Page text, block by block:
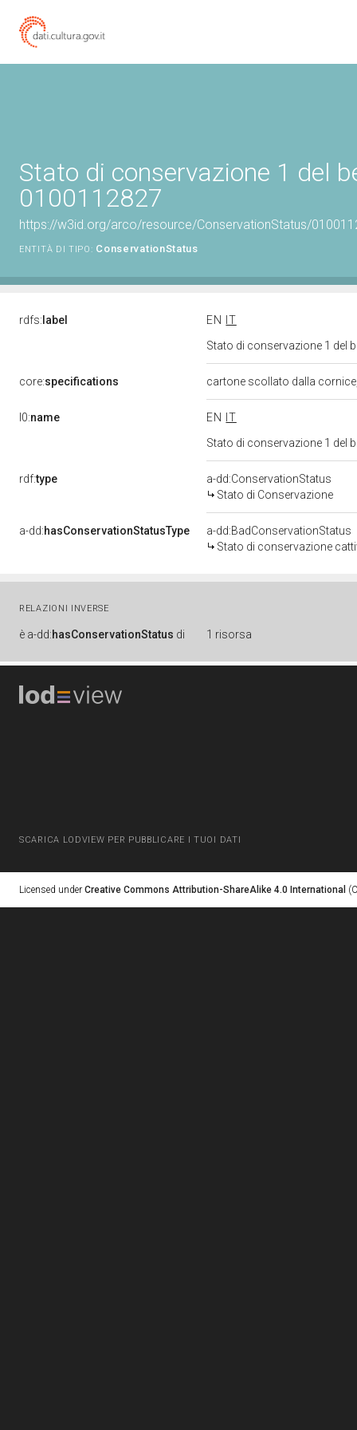
Stato di conservazione 1 del
0100112827
https://w3id.org/arco/resource/ConservationStatus/
ENTITÀ DI TIPO: ConservationStatus
rdfs: label EN
IT
Stato di conservazione 1 del
core:specifications cartone scollato dalla
l0:name EN
IT
Stato di conservazione 1 del
rdf:type
a-dd:ConservationStatus
Stato di Conservazione
a-dd:hasConservationStatusType
a-dd:BadConservationStatus
Stato di conservazione
RELAZIONI INVERSE
è a-dd:hasConservationStatus di 1 risorsa
SCARICA LODVIEW PER PUBBLICARE I TUOI DATI
Licensed under Creative Commons Attribution-ShareAlike 4.0 International